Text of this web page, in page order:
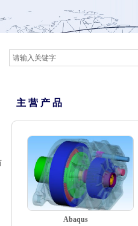
主 营 产 品
Abaqus